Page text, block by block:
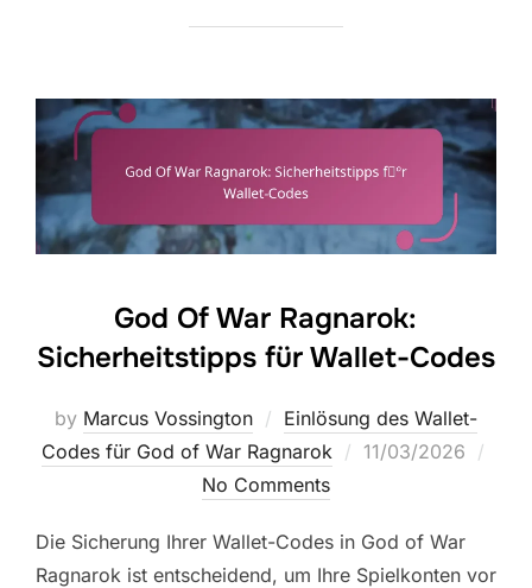
God Of War Ragnarok:
Sicherheitstipps für Wallet-Codes
by Marcus Vossington
Einlösung des Wallet-
Codes für God of War Ragnarok
Posted
11/03/2026
No Comments
Die Sicherung Ihrer Wallet-Codes in God of War
Ragnarok ist entscheidend, um Ihre Spielkonten vor